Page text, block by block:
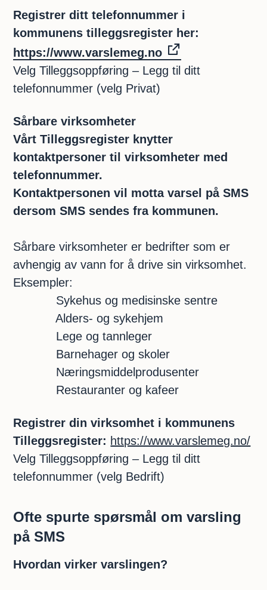
Registrer ditt telefonnummer i
kommunens tilleggsregister her:
https://www.varslemeg.no
Velg Tilleggsoppføring – Legg til ditt
telefonnummer (velg Privat)
Sårbare virksomheter
Vårt Tilleggsregister knytter
kontaktpersoner til virksomheter med
telefonnummer.
Kontaktpersonen vil motta varsel på SMS
dersom SMS sendes fra kommunen.
Sårbare virksomheter er bedrifter som er
avhengig av vann for å drive sin virksomhet.
Eksempler:
Sykehus og medisinske sentre
Alders- og sykehjem
Lege og tannleger
Barnehager og skoler
Næringsmiddelprodusenter
Restauranter og kafeer
Registrer din virksomhet i kommunens
Tilleggsregister: https://www.varslemeg.no/
Velg Tilleggsoppføring – Legg til ditt
telefonnummer (velg Bedrift)
Ofte spurte spørsmål om varsling
på SMS
Hvordan virker varslingen?